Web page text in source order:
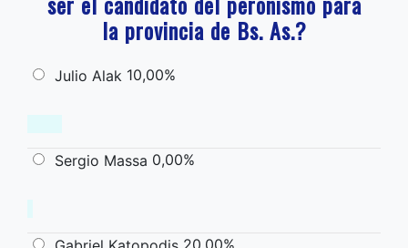
la provincia de Bs. As.?
Julio Alak 10,00%
Sergio Massa 0,00%
20,00%